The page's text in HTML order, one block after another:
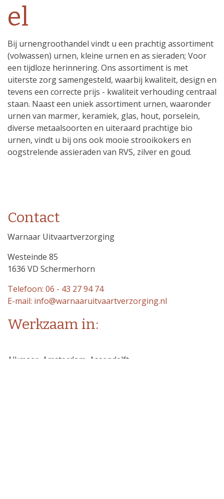
el
Bij urnengroothandel vindt u een prachtig assortiment
(volwassen) urnen, kleine urnen en as sieraden; Voor
een tijdloze herinnering. Ons assortiment is met
uiterste zorg samengesteld, waarbij kwaliteit, design en
tevens een correcte prijs - kwaliteit verhouding centraal
staan. Naast een uniek assortiment urnen, waaronder
urnen van marmer, keramiek, glas, hout, porselein,
diverse metaalsoorten en uiteraard prachtige bio
urnen, vindt u bij ons ook mooie strooikokers en
oogstrelende assieraden van RVS, zilver en goud.
Contact
Warnaar Uitvaartverzorging
Westeinde 85
1636 VD Schermerhorn
Telefoon: 06 - 43 27 94 74
E-mail: info@warnaaruitvaartverzorging.nl
Werkzaam in:
Alkmaar, Amsterdam, Assendelft,